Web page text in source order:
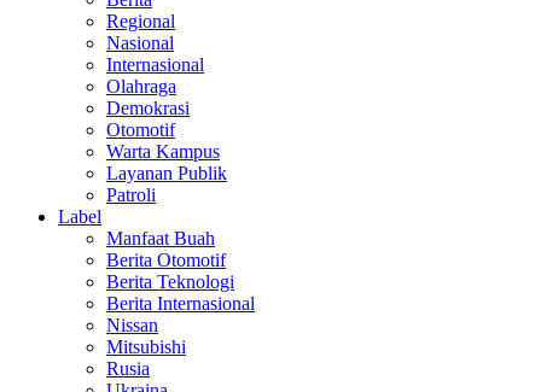
Regional
Nasional
Internasional
Olahraga
Demokrasi
Otomotif
Warta Kampus
Layanan Publik
Patroli
Label
Manfaat Buah
Berita Otomotif
Berita Teknologi
Berita Internasional
Nissan
Mitsubishi
Rusia